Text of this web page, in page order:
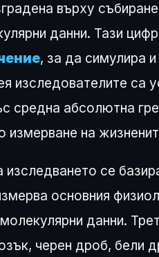
върху
данни. Тази
, за да симулира
изследователите са
средна абсолютна
измерване на
изследването се
основния
данни.
черен дроб, бели